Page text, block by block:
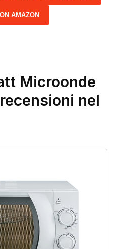
AMAZON
Microonde
nel